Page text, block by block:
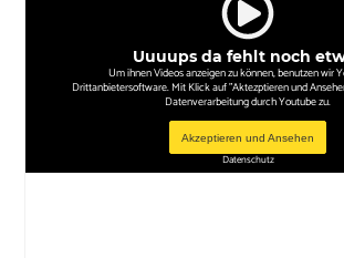
Uuuups da fehlt noch
Um ihnen Videos anzeigen zu können, benutzen wir
Drittanbietersoftware. Mit Klick auf "Aktezptieren und
Datenverarbeitung durch Youtube zu.
Akzeptieren und Ansehen
Datenschutz